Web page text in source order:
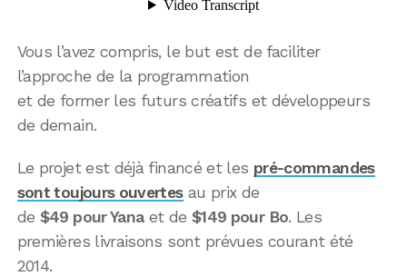
Vous l’avez compris, le but est de faciliter
l’approche de la programmation
et de former les futurs créatifs et développeurs
de demain.
Le projet est déjà financé et les pré-commandes
sont toujours ouvertesau prix de
de $49 pour Yanaet de $149 pour Bo. Les
premières livraisons sont prévues courant été
2014.